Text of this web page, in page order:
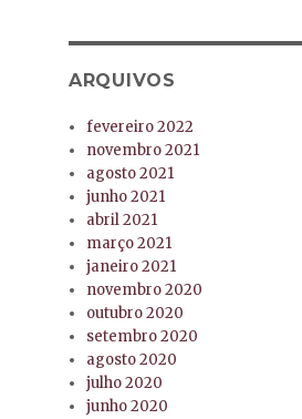
ARQUIVOS
fevereiro 2022
novembro 2021
agosto 2021
junho 2021
abril 2021
março 2021
janeiro 2021
novembro 2020
outubro 2020
setembro 2020
agosto 2020
julho 2020
junho 2020